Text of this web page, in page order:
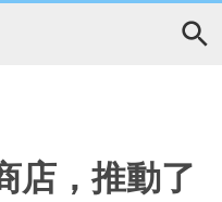
店，推動了